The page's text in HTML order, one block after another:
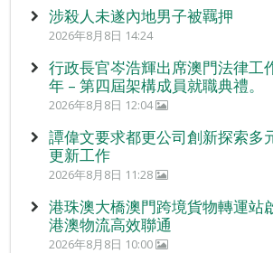
涉殺人未遂內地男子被羈押
2026年8月8日 14:24
行政長官岑浩輝出席澳門法律工
年 – 第四屆架構成員就職典禮。
2026年8月8日 12:04
譚偉文要求都更公司創新探索多
更新工作
2026年8月8日 11:28
港珠澳大橋澳門跨境貨物轉運站
港澳物流高效聯通
2026年8月8日 10:00